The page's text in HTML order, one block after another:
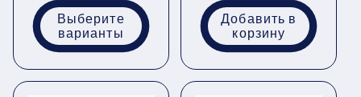
Выберите
варианты
Добавить в
корзину